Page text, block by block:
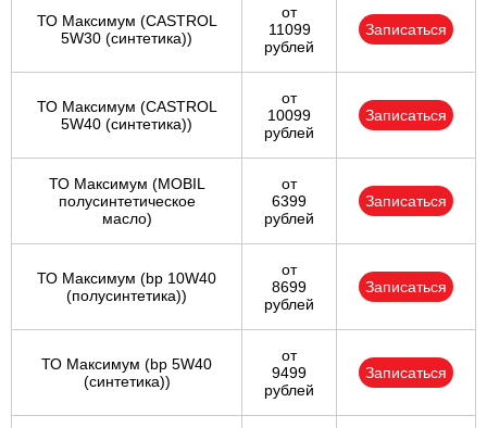
ТО Максимум (CASTROL
5W30 (синтетика))
от
11099
рублей
Записаться
ТО Максимум (CASTROL
5W40 (синтетика))
от
10099
рублей
Записаться
ТО Максимум (MOBIL
полуcинтетическое
масло)
от
6399
рублей
Записаться
ТО Максимум (bp 10W40
(полусинтетика))
от
8699
рублей
Записаться
ТО Максимум (bp 5W40
(синтетика))
от
9499
рублей
Записаться